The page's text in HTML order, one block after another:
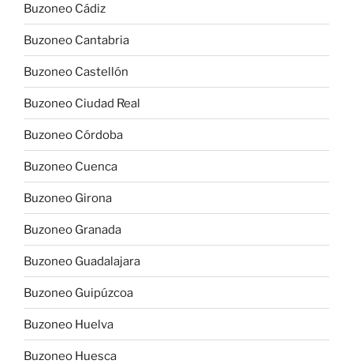
Buzoneo Cádiz
Buzoneo Cantabria
Buzoneo Castellón
Buzoneo Ciudad Real
Buzoneo Córdoba
Buzoneo Cuenca
Buzoneo Girona
Buzoneo Granada
Buzoneo Guadalajara
Buzoneo Guipúzcoa
Buzoneo Huelva
Buzoneo Huesca